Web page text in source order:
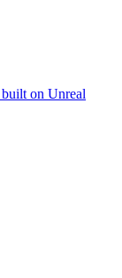
on Unreal